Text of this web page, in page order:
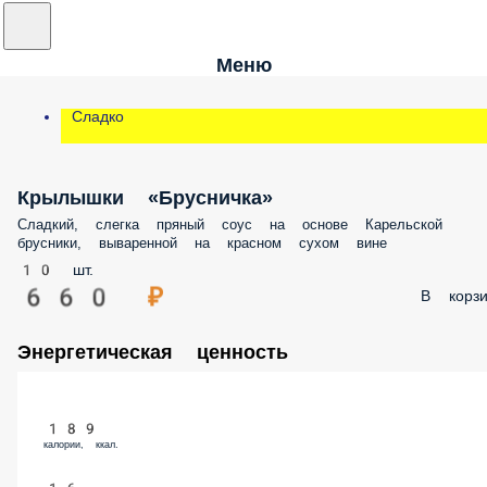
Меню
Сладко
Крылышки «Брусничка»
Сладкий, слегка пряный соус на основе Карельской брусники,
на красном сухом вине
10 шт.
660 ₽ В
Энергетическая ценность
189
калории, ккал.